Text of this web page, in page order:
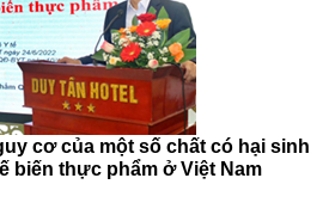
cơ của một số chất có hại sinh
biến thực phẩm ở Việt Nam